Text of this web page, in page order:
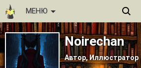
МЕНЮ
Noirechan
Автор, Иллюстратор